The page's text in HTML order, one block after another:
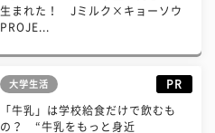
生まれた！ Jミルク×キョーソウ
PROJE...
大学生活 PR
「牛乳」は学校給食だけで飲むも
の？ “牛乳をもっと身近